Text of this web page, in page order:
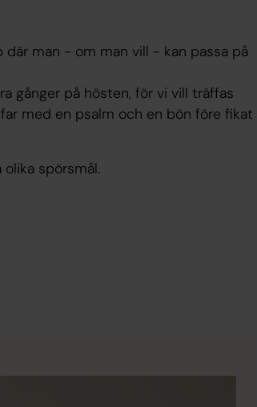
man - om man vill - kan passa på
gånger på hösten, för vi vill träffas
med en psalm och en bön före fikat
spörsmål.